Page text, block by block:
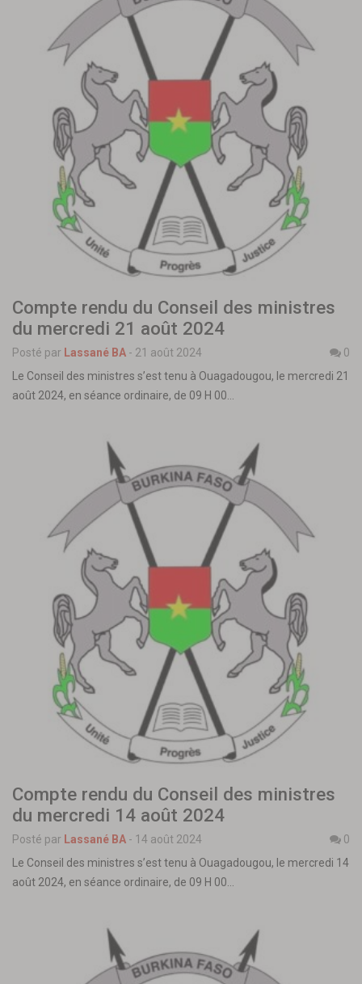
Compte rendu du Conseil des ministres
du mercredi 21 août 2024
Posté par Lassané BA - 21 août 2024
0
Le Conseil des ministres s’est tenu à Ouagadougou, le mercredi 21
août 2024, en séance ordinaire, de 09 H 00…
Compte rendu du Conseil des ministres
du mercredi 14 août 2024
Posté par Lassané BA - 14 août 2024
0
Le Conseil des ministres s’est tenu à Ouagadougou, le mercredi 14
août 2024, en séance ordinaire, de 09 H 00…